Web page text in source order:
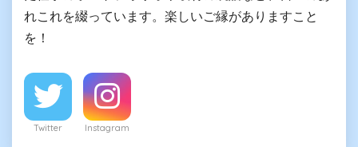
れこれを綴っています。楽しいご縁がありますこと
を！
Twitter Instagram